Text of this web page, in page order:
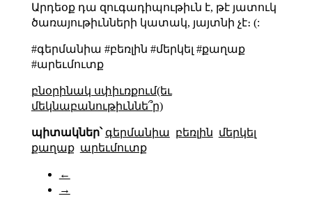
Արդեօք դա զուգադիպութիւն է, թէ յատուկ
ծառայութիւնների կատակ, յայտնի չէ։ (:
#գերմանիա #բեռլին #մերկել #քաղաք
#արեւմուտք
բնօրինակ սփիւռքում(եւ
մեկնաբանութիւննե՞ր)
պիտակներ՝ գերմանիա բեռլին մերկել
քաղաք արեւմուտք
←
→